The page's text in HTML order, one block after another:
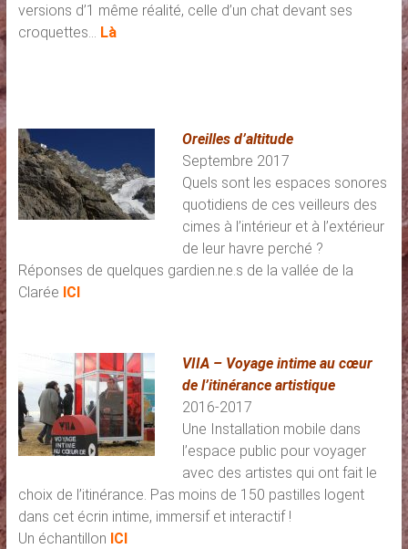
versions d’1 même réalité, celle d’un chat devant ses
croquettes… Là
Oreilles d’altitude
Septembre 2017
Quels sont les espaces sonores
quotidiens de ces veilleurs des
cimes à l’intérieur et à l’extérieur
de leur havre perché ?
Réponses de quelques gardien.ne.s de la vallée de la
Clarée ICI
VIIA – Voyage intime au cœur
de l’itinérance artistique
2016-2017
Une Installation mobile dans
l’espace public pour voyager
avec des artistes qui ont fait le
choix de l’itinérance. Pas moins de 150 pastilles logent
dans cet écrin intime, immersif et interactif !
Un échantillon ICI